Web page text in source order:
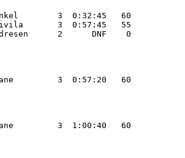
3  0:32:45   60
3  0:57:45   55
2      DNF    0
3  0:57:20   60
3  1:00:40   60